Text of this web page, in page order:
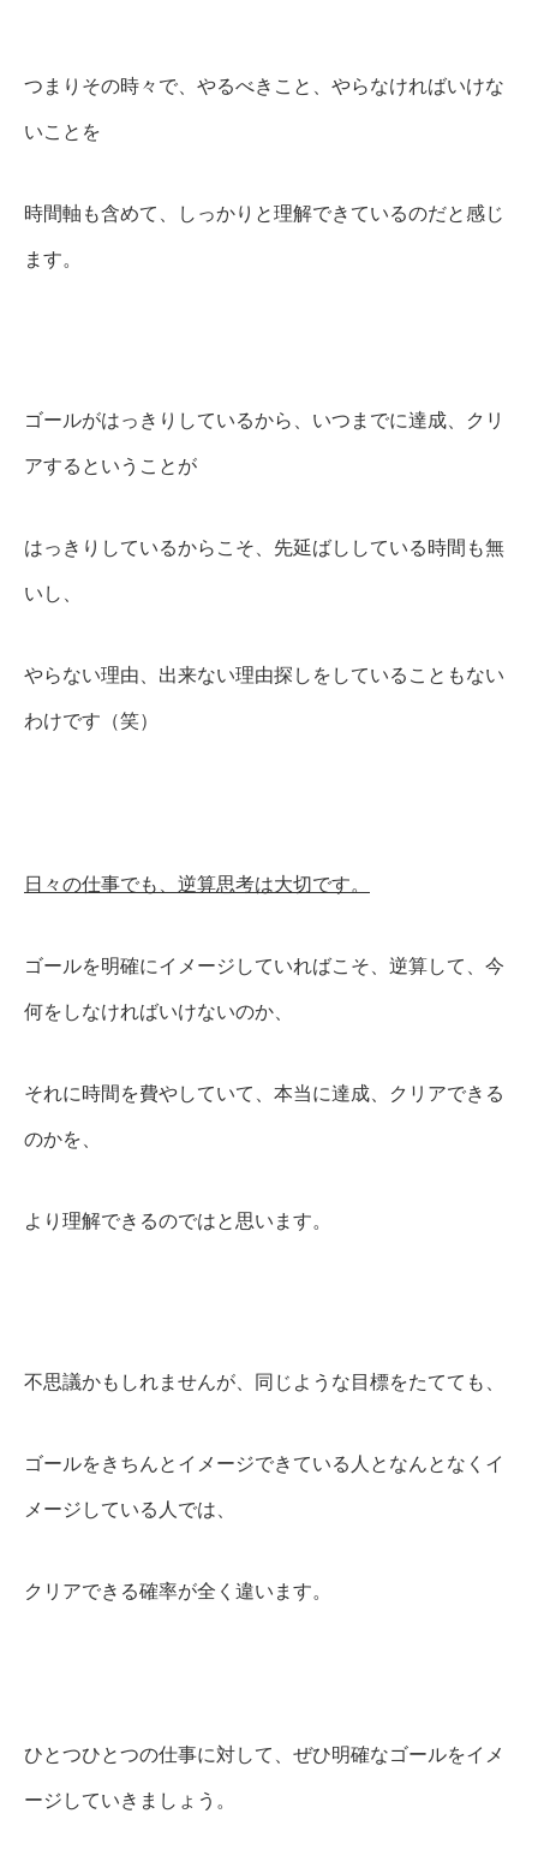
つまりその時々で、やるべきこと、やらなければいけな
いことを
時間軸も含めて、しっかりと理解できているのだと感じ
ます。
ゴールがはっきりしているから、いつまでに達成、クリ
アするということが
はっきりしているからこそ、先延ばししている時間も無
いし、
やらない理由、出来ない理由探しをしていることもない
わけです（笑）
日々の仕事でも、逆算思考は大切です。
ゴールを明確にイメージしていればこそ、逆算して、今
何をしなければいけないのか、
それに時間を費やしていて、本当に達成、クリアできる
のかを、
より理解できるのではと思います。
不思議かもしれませんが、同じような目標をたてても、
ゴールをきちんとイメージできている人となんとなくイ
メージしている人では、
クリアできる確率が全く違います。
ひとつひとつの仕事に対して、ぜひ明確なゴールをイメ
ージしていきましょう。